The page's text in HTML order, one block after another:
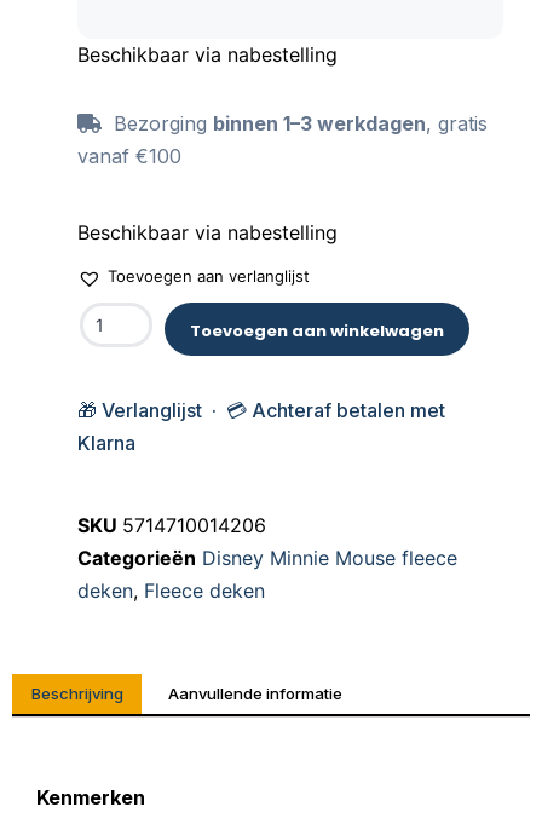
Beschikbaar via nabestelling
Bezorging binnen 1–3 werkdagen, gratis
vanaf €100
Beschikbaar via nabestelling
Toevoegen aan verlanglijst
Toevoegen aan winkelwagen
🎁 Verlanglijst · 💳 Achteraf betalen met
Klarna
SKU 5714710014206
Categorieën Disney Minnie Mouse fleece
deken, Fleece deken
Beschrijving Aanvullende informatie
Kenmerken